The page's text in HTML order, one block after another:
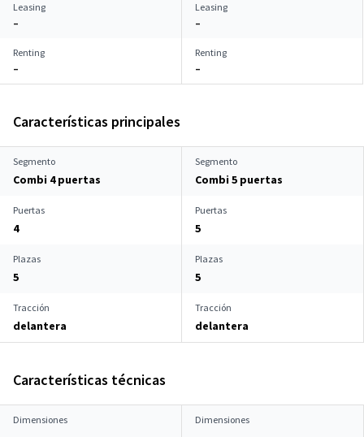
Leasing
–
Leasing
–
Renting
–
Renting
–
Características principales
Segmento
Combi 4 puertas
Segmento
Combi 5 puertas
Puertas
4
Puertas
5
Plazas
5
Plazas
5
Tracción
delantera
Tracción
delantera
Características técnicas
Dimensiones Dimensiones